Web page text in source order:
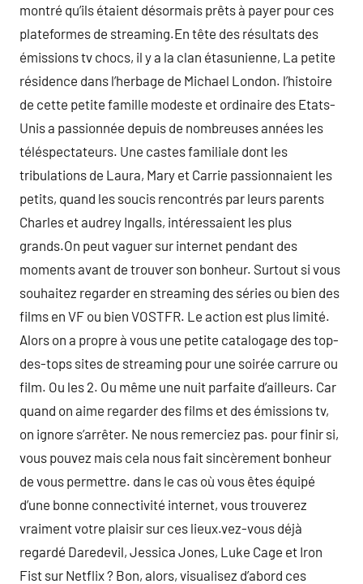
montré qu’ils étaient désormais prêts à payer pour ces
plateformes de streaming.En tête des résultats des
émissions tv chocs, il y a la clan étasunienne, La petite
résidence dans l’herbage de Michael London. l’histoire
de cette petite famille modeste et ordinaire des Etats-
Unis a passionnée depuis de nombreuses années les
téléspectateurs. Une castes familiale dont les
tribulations de Laura, Mary et Carrie passionnaient les
petits, quand les soucis rencontrés par leurs parents
Charles et audrey Ingalls, intéressaient les plus
grands.On peut vaguer sur internet pendant des
moments avant de trouver son bonheur. Surtout si vous
souhaitez regarder en streaming des séries ou bien des
films en VF ou bien VOSTFR. Le action est plus limité.
Alors on a propre à vous une petite catalogage des top-
des-tops sites de streaming pour une soirée carrure ou
film. Ou les 2. Ou même une nuit parfaite d’ailleurs. Car
quand on aime regarder des films et des émissions tv,
on ignore s’arrêter. Ne nous remerciez pas. pour finir si,
vous pouvez mais cela nous fait sincèrement bonheur
de vous permettre. dans le cas où vous êtes équipé
d’une bonne connectivité internet, vous trouverez
vraiment votre plaisir sur ces lieux.vez-vous déjà
regardé Daredevil, Jessica Jones, Luke Cage et Iron
Fist sur Netflix ? Bon, alors, visualisez d’abord ces